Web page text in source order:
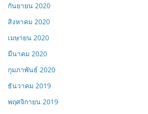
กันยายน 2020
สิงหาคม 2020
เมษายน 2020
มีนาคม 2020
กุมภาพันธ์ 2020
ธันวาคม 2019
พฤศจิกายน 2019